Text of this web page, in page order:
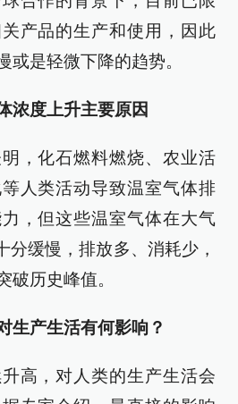
产品的生产和使用，因此
或是轻微下降的趋势。
浓度上升主要原因
，化石燃料燃烧、农业活
人类活动导致温室气体排
，但这些温室气体在大气
分缓慢，排放多、消耗少，
破历史峰值。
生产生活有何影响？
高，对人类的生产生活会